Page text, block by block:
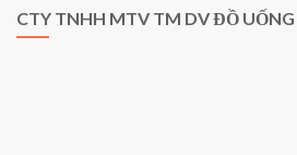
CTY TNHH MTV TM DV ĐỒ